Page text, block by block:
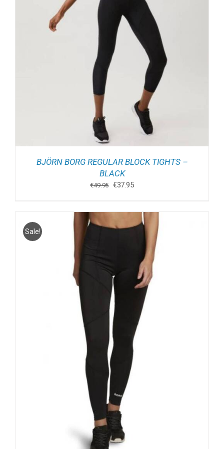
BJÖRN BORG REGULAR BLOCK TIGHTS –
BLACK
€49.95 Oorspronkelijke
€37.95Huidige
€37.95.
Sale!